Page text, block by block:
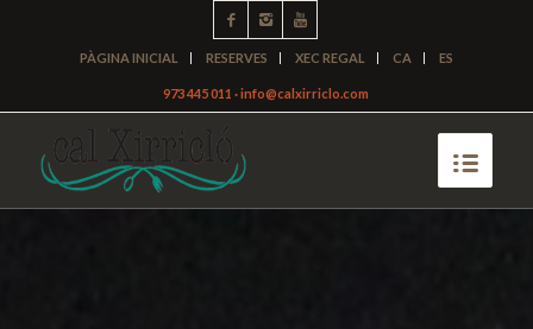
PÀGINA INICIAL RESERVES XEC REGAL CA ES
973 445 011 · info@calxirriclo.com